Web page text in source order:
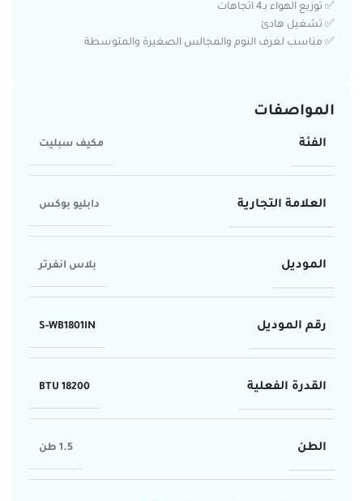
✅ توزيع الهواء بـ4 اتجاهات
✅ تشغيل هادئ
✅ مناسب لغرف النوم والمجالس الصغيرة والمتوسطة
المواصفات
الفئة مكيف سبليت
العلامة التجارية دابليو بوكس
الموديل بلاس انفرتر
رقم الموديل S-WB1801IN
القدرة الفعلية 18200 BTU
الطن 1.5 طن